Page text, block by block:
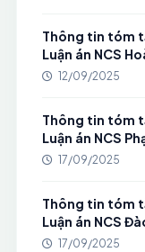
Thông tin tóm
Luận án NCS
12/09/2025
Thông tin tóm
Luận án NCS
17/09/2025
Thông tin tóm
Luận án NCS
17/09/2025